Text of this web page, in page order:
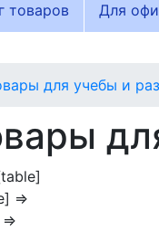
товаров Для
для учебы и
=>